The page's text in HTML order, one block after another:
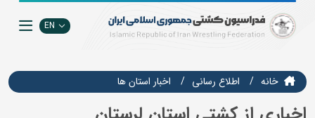
EN
خانه اطلاع رسانی اخبار استان ها